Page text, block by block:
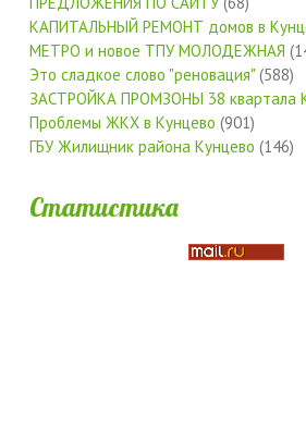
КАПИТАЛЬНЫЙ РЕМОНТ домов в
МЕТРО и новое ТПУ МОЛОДЕЖНАЯ
Это сладкое слово "реновация" (588)
ЗАСТРОЙКА ПРОМЗОНЫ 38 квартала
Проблемы ЖКХ в Кунцево (901)
ГБУ Жилищник района Кунцево (146)
Статистика